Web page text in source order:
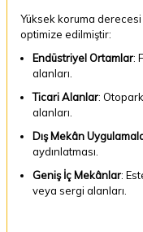
Yüksek koruma
optimize edilmiştir:
Endüstriyel Ortamlar:
alanları.
Ticari Alanlar:
alanları.
Dış Mekân
aydınlatması.
Geniş İç Mekânlar:
veya sergi alanları.